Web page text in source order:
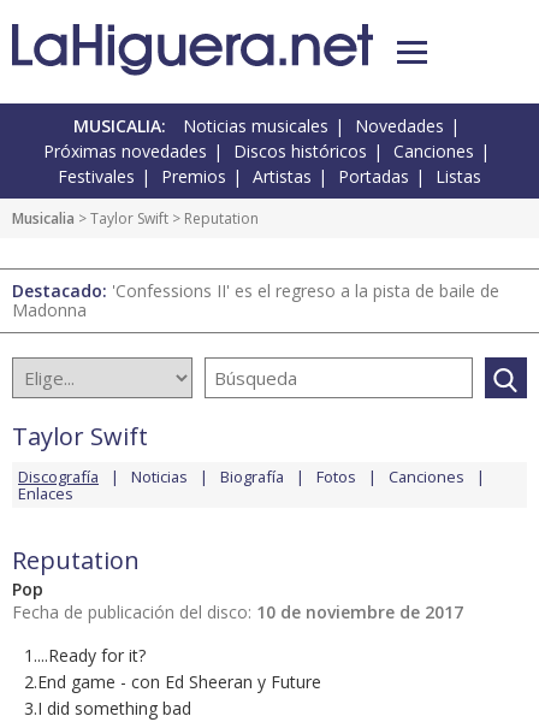
MUSICALIA: Noticias musicales
Novedades
Próximas novedades
Discos históricos
Canciones
Festivales
Premios Artistas Portadas Listas
Musicalia >Taylor Swift > Reputation
Destacado: 'Confessions II' es el regreso a la pista de baile de
Madonna
Taylor Swift
Discografía Noticias Biografía Fotos Canciones
Enlaces
Reputation
Pop
Fecha de publicación del disco: 10 de noviembre de 2017
1....Ready for it?
2.End game - con Ed Sheeran y Future
3.I did something bad